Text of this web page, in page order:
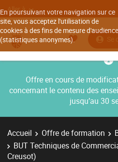
En poursuivant votre navigation sur ce
site, vous acceptez l'utilisation de
cookies à des fins de mesure d'audience
(statistiques anonymes).
Aller à
Se
Offre en cours de
concernant le contenu des
jusqu’au 30
Accueil Offre de formation
BUT Techniques de
Creusot)